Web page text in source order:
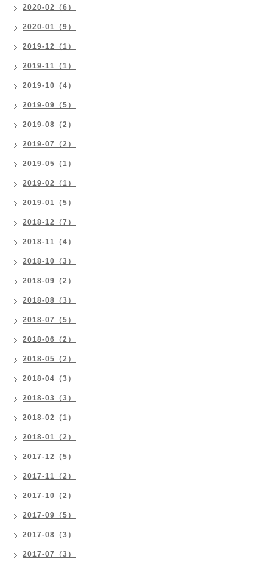
2020-02（6）
2020-01（9）
2019-12（1）
2019-11（1）
2019-10（4）
2019-09（5）
2019-08（2）
2019-07（2）
2019-05（1）
2019-02（1）
2019-01（5）
2018-12（7）
2018-11（4）
2018-10（3）
2018-09（2）
2018-08（3）
2018-07（5）
2018-06（2）
2018-05（2）
2018-04（3）
2018-03（3）
2018-02（1）
2018-01（2）
2017-12（5）
2017-11（2）
2017-10（2）
2017-09（5）
2017-08（3）
2017-07（3）